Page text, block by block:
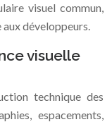
visuel commun,
développeurs.
visuelle
technique des
espacements,